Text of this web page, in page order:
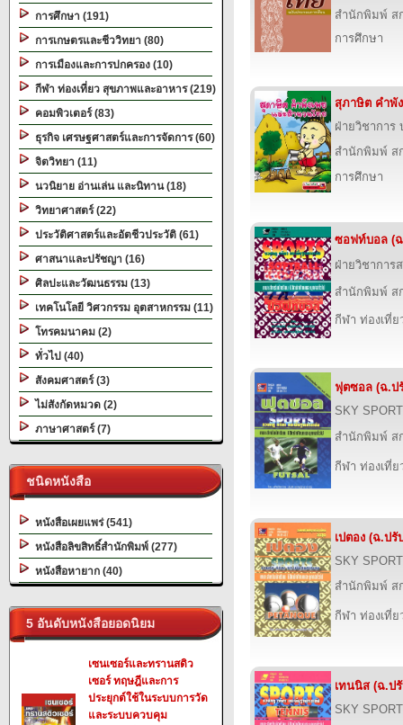
การศึกษา (191)
การเกษตรและชีววิทยา (80)
การเมืองและการปกครอง (10)
กีฬา ท่องเที่ยว สุขภาพและอาหาร (219)
คอมพิวเตอร์ (83)
ธุรกิจ เศรษฐศาสตร์และการจัดการ (60)
จิตวิทยา (11)
นวนิยาย อ่านเล่น และนิทาน (18)
วิทยาศาสตร์ (22)
ประวัติศาสตร์และอัตชีวประวัติ (61)
ศาสนาและปรัชญา (16)
ศิลปะและวัฒนธรรม (13)
เทคโนโลยี วิศวกรรม อุตสาหกรรม (11)
โทรคมนาคม (2)
ทั่วไป (40)
สังคมศาสตร์ (3)
ไม่สังกัดหมวด (2)
ภาษาศาสตร์ (7)
ชนิดหนังสือ
หนังสือเผยแพร่ (541)
หนังสือลิขสิทธิ์สำนักพิมพ์ (277)
หนังสือหายาก (40)
5 อันดับหนังสือยอดนิยม
เซนเซอร์และทรานสดิว
เซอร์ ทฤษฎีและการ
ประยุกต์ใช้ในระบบการวัด
และระบบควบคุม
สำนักพิมพ์ ส
การศึกษา
สุภาษิต คำพั
ฝ่ายวิชาการ
สำนักพิมพ์ ส
การศึกษา
ซอฟท์บอล (ฉ
ฝ่ายวิชาการ
สำนักพิมพ์ ส
กีฬา ท่องเที่
ฟุตซอล (ฉ.ป
SKY
สำนักพิมพ์ ส
กีฬา ท่องเที่
เปตอง (ฉ.ปรั
SKY
สำนักพิมพ์ ส
กีฬา ท่องเที่
เทนนิส (ฉ.ป
SKY